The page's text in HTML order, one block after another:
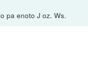
pa enoto J oz. Ws.